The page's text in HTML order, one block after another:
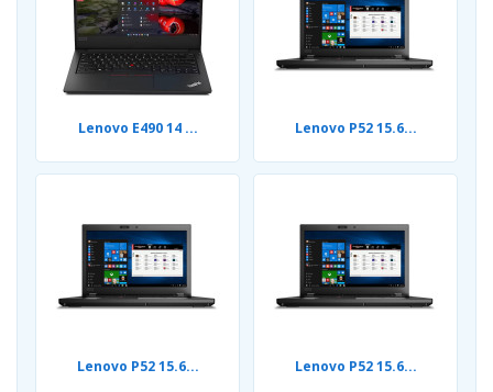
Lenovo E490 14 ... Lenovo P52 15.6...
Lenovo P52 15.6... Lenovo P52 15.6...